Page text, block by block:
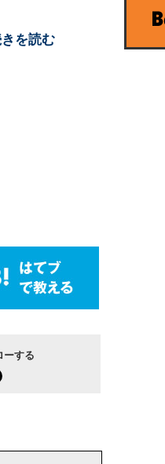
を読む
ーする